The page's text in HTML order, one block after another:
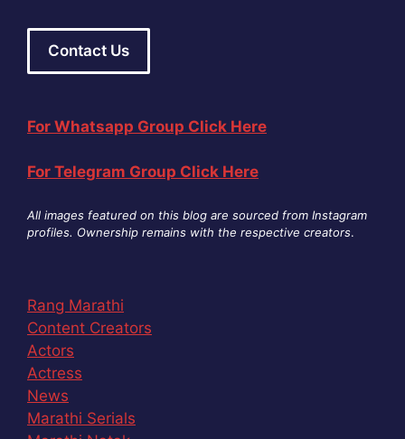
Contact Us
For Whatsapp Group Click Here
For Telegram Group Click Here
All images featured on this blog are sourced from Instagram
profiles. Ownership remains with the respective creators.
Rang Marathi
Content Creators
Actors
Actress
News
Marathi Serials